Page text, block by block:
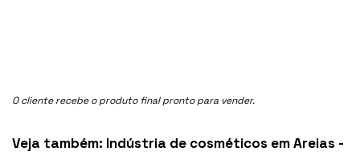
O cliente recebe o produto final pronto para vender.
Veja também: Indústria de cosméticos em Areias -